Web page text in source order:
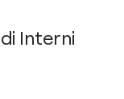
Interni